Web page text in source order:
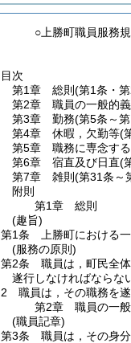
○上勝町職員服務
目次
第1章
総則 (第1条・
第2章
職員の一般的
第3章
勤務(第5条～
第4章
休暇，欠勤等(
第5章
職務に専念す
第6章
宿直及び日直(
第7章
雑則 (第31条～
附則
第1章
総則
(趣旨)
第1条
上勝町における
(服務の原則)
第2条
職員は，町民全
遂行しなければならな
2
職員は，その職務を
第2章
職員の一
(職員記章)
第3条
職員は，その身